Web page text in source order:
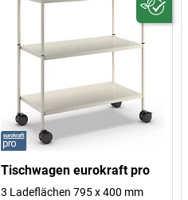
Tischwagen eurokraft pro
3 Ladeflächen 795 x 400 mm